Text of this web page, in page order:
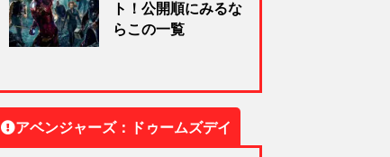
ト！公開順にみるな
らこの一覧
アベンジャーズ：ドゥームズデイ